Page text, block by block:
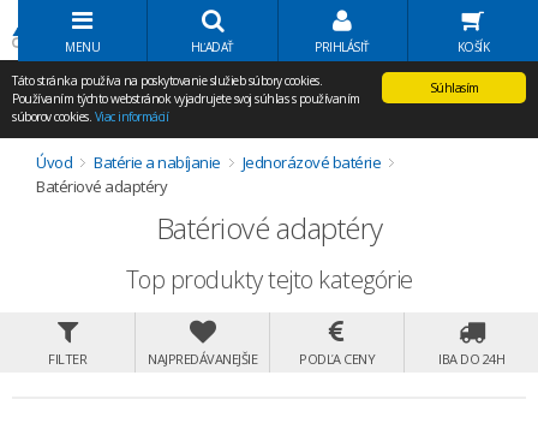
Volať Agem
MENU HĽADAŤ PRIHLÁSIŤ KOŠÍK
Súhlasím
Táto stránka používa na poskytovanie služieb súbory cookies.
Používaním týchto webstránok vyjadrujete svoj súhlas s používaním
súborov cookies. Viac informácií
Úvod Batérie a nabíjanie
Jednorázové batérie
Batériové adaptéry
Batériové adaptéry
Top produkty tejto kategórie
FILTER NAJPREDÁVANEJŠIE PODĽA CENY IBA DO 24H